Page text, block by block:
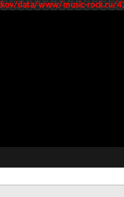
data/www/music-